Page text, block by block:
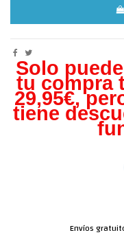
Solo
tu compra
29,95€,
tiene
Envíos